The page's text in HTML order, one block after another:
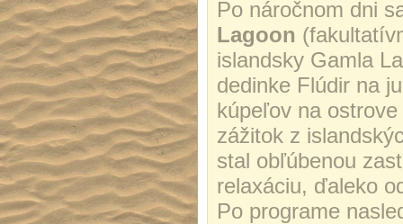
Po náročnom dni
Lagoon
islandsky Gamla
dedinke Flúdir na
kúpeľov na
zážitok z
stal obľúbenou
relaxáciu, ďaleko
Po programe